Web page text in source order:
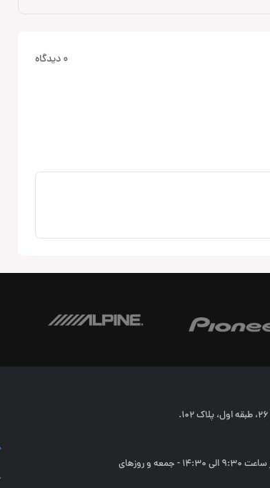
0 دیدگاه
شنبه تا چهارشنبه از ساعت 9:30 الی 19 - پنجشنبه از ساعت 9:30 الی 14:30 - جمعه و روزهای